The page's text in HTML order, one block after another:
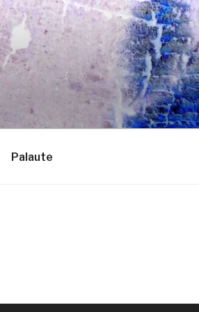
Palaute